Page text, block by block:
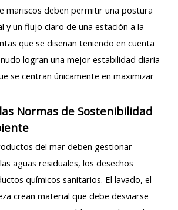
mariscos deben permitir una postura
y un flujo claro de una estación a la
que se diseñan teniendo en cuenta
logran una mejor estabilidad diaria
se centran únicamente en maximizar
Normas de Sostenibilidad
del mar deben gestionar
aguas residuales, los desechos
químicos sanitarios. El lavado, el
crean material que debe desviarse